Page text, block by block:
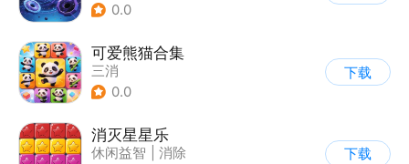
0.0
可爱熊猫合集
三消
0.0
下载
消灭星星乐
休闲益智
消除
下载